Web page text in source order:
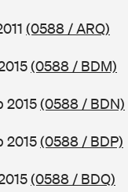
(0588 / ARQ)
(0588 / BDM)
2015(0588 / BDN)
2015(0588 / BDP)
(0588 / BDQ)